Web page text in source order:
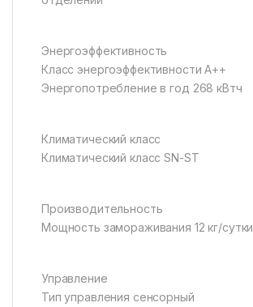
Энергоэффективность
Класс энергоэффективности A++
Энергопотребление в год 268 кВтч
Климатический класс
Климатический класс SN-ST
Производительность
Мощность замораживания 12 кг/сутки
Управление
Тип управления сенсорный